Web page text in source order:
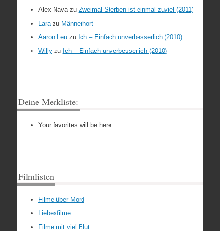
Alex Navazu Zweimal Sterben ist einmal zuviel (2011)
Larazu Männerhort
Aaron Leuzu Ich – Einfach unverbesserlich (2010)
Willyzu Ich – Einfach unverbesserlich (2010)
Deine Merkliste:
Your favorites will be here.
Filmlisten
Filme über Mord
Liebesfilme
Filme mit viel Blut